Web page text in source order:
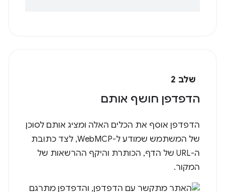
שלב 2
הדפדפן חושף אותם
הדפדפן אוסף את הכלים האלה ומציג אותם לסוכן
של המשתמש שמודע ל-WebMCP, לצד כתובת
ה-URL של הדף, הכותרת והיקף ההרשאות של
המקור.